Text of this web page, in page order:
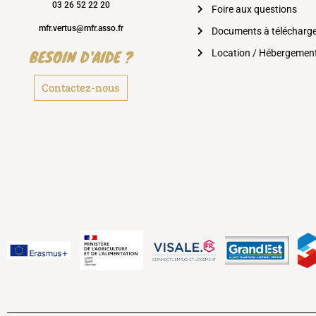
03 26 52 22 20
mfr.vertus@mfr.asso.fr
BESOIN D'AIDE ?
Contactez-nous
Foire aux questions
Documents à
Location /